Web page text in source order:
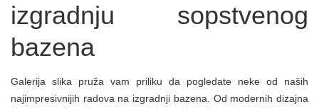
izgradnju sopstvenog
bazena
Galerija slika pruža vam priliku da pogledate neke od naših
najimpresivnijih radova na izgradnji bazena. Od modernih dizajna